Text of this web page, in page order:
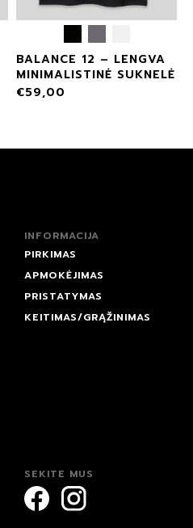
BALANCE 12 – LENGVA
MINIMALISTINĖ SUKNELĖ
€59,00
INFORMACIJA
PIRKIMAS
APMOKĖJIMAS
PRISTATYMAS
KEITIMAS/GRĄŽINIMAS
SEKITE MUS